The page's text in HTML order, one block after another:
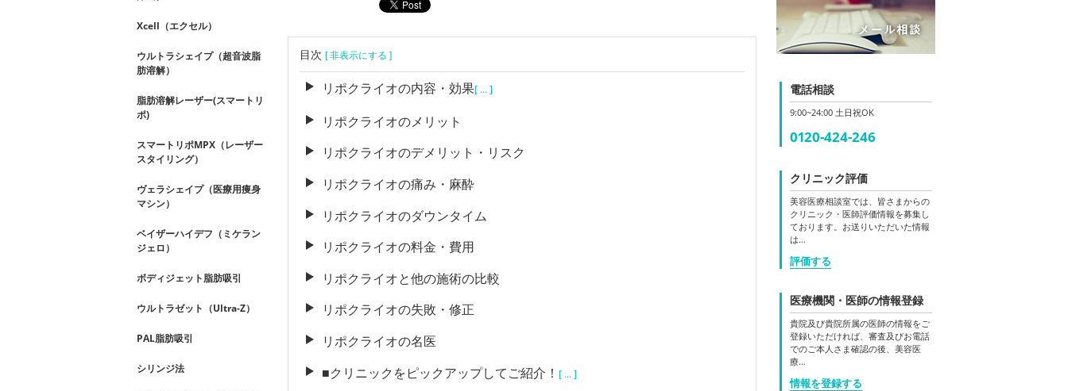
目次 [ 非表示にする ]
リポクライオの内容・効果[ ... ]
リポクライオのメリット
リポクライオのデメリット・リスク
リポクライオの痛み・麻酔
リポクライオのダウンタイム
リポクライオの料金・費用
リポクライオと他の施術の比較
リポクライオの失敗・修正
リポクライオの名医
■クリニックをピックアップしてご紹介！ [ ... ]
Xcell（エクセル）
ウルトラシェイプ（超音波脂
肪溶解）
脂肪溶解レーザー(スマートリ
ポ)
スマートリポMPX（レーザー
スタイリング）
ヴェラシェイプ（医療用痩身
マシン）
ベイザーハイデフ（ミケラン
ジェロ）
ボディジェット脂肪吸引
ウルトラゼット（Ultra-Z）
PAL脂肪吸引
シリンジ法
電話相談
9:00~24:00 土日祝OK
0120-424-246
クリニック評価
美容医療相談室では、皆さまからの
クリニック・医師評価情報を募集し
ております。お送りいただいた情報
は…
評価する
医療機関・医師の情報登録
貴院及び貴院所属の医師の情報をご
登録いただければ、審査及びお電話
でのご本人さま確認の後、美容医
療…
情報を登録する